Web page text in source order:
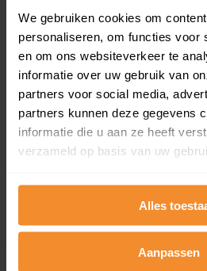
We gebruiken cookies om
personaliseren, om functies voor
en om ons websiteverkeer te
informatie over uw gebruik van
partners voor social media,
partners kunnen deze gegevens
informatie die u aan ze heeft
verzameld op basis van uw
Alles
Aanpassen
Bekijk product
Direct leverbaar
Een uitgebreid overzicht van
dit inclusief de luchtfoto!